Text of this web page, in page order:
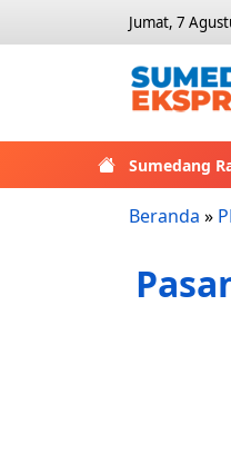
Jumat, 7
Sumedang
Beranda »